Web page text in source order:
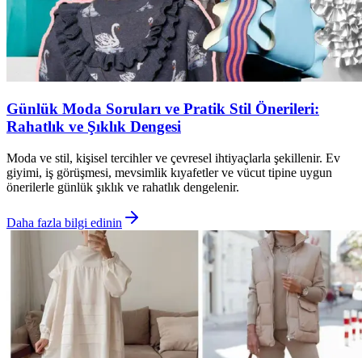
Günlük Moda Soruları ve Pratik Stil Önerileri:
Rahatlık ve Şıklık Dengesi
Moda ve stil, kişisel tercihler ve çevresel ihtiyaçlarla şekillenir. Ev
giyimi, iş görüşmesi, mevsimlik kıyafetler ve vücut tipine uygun
önerilerle günlük şıklık ve rahatlık dengelenir.
Daha fazla bilgi edinin